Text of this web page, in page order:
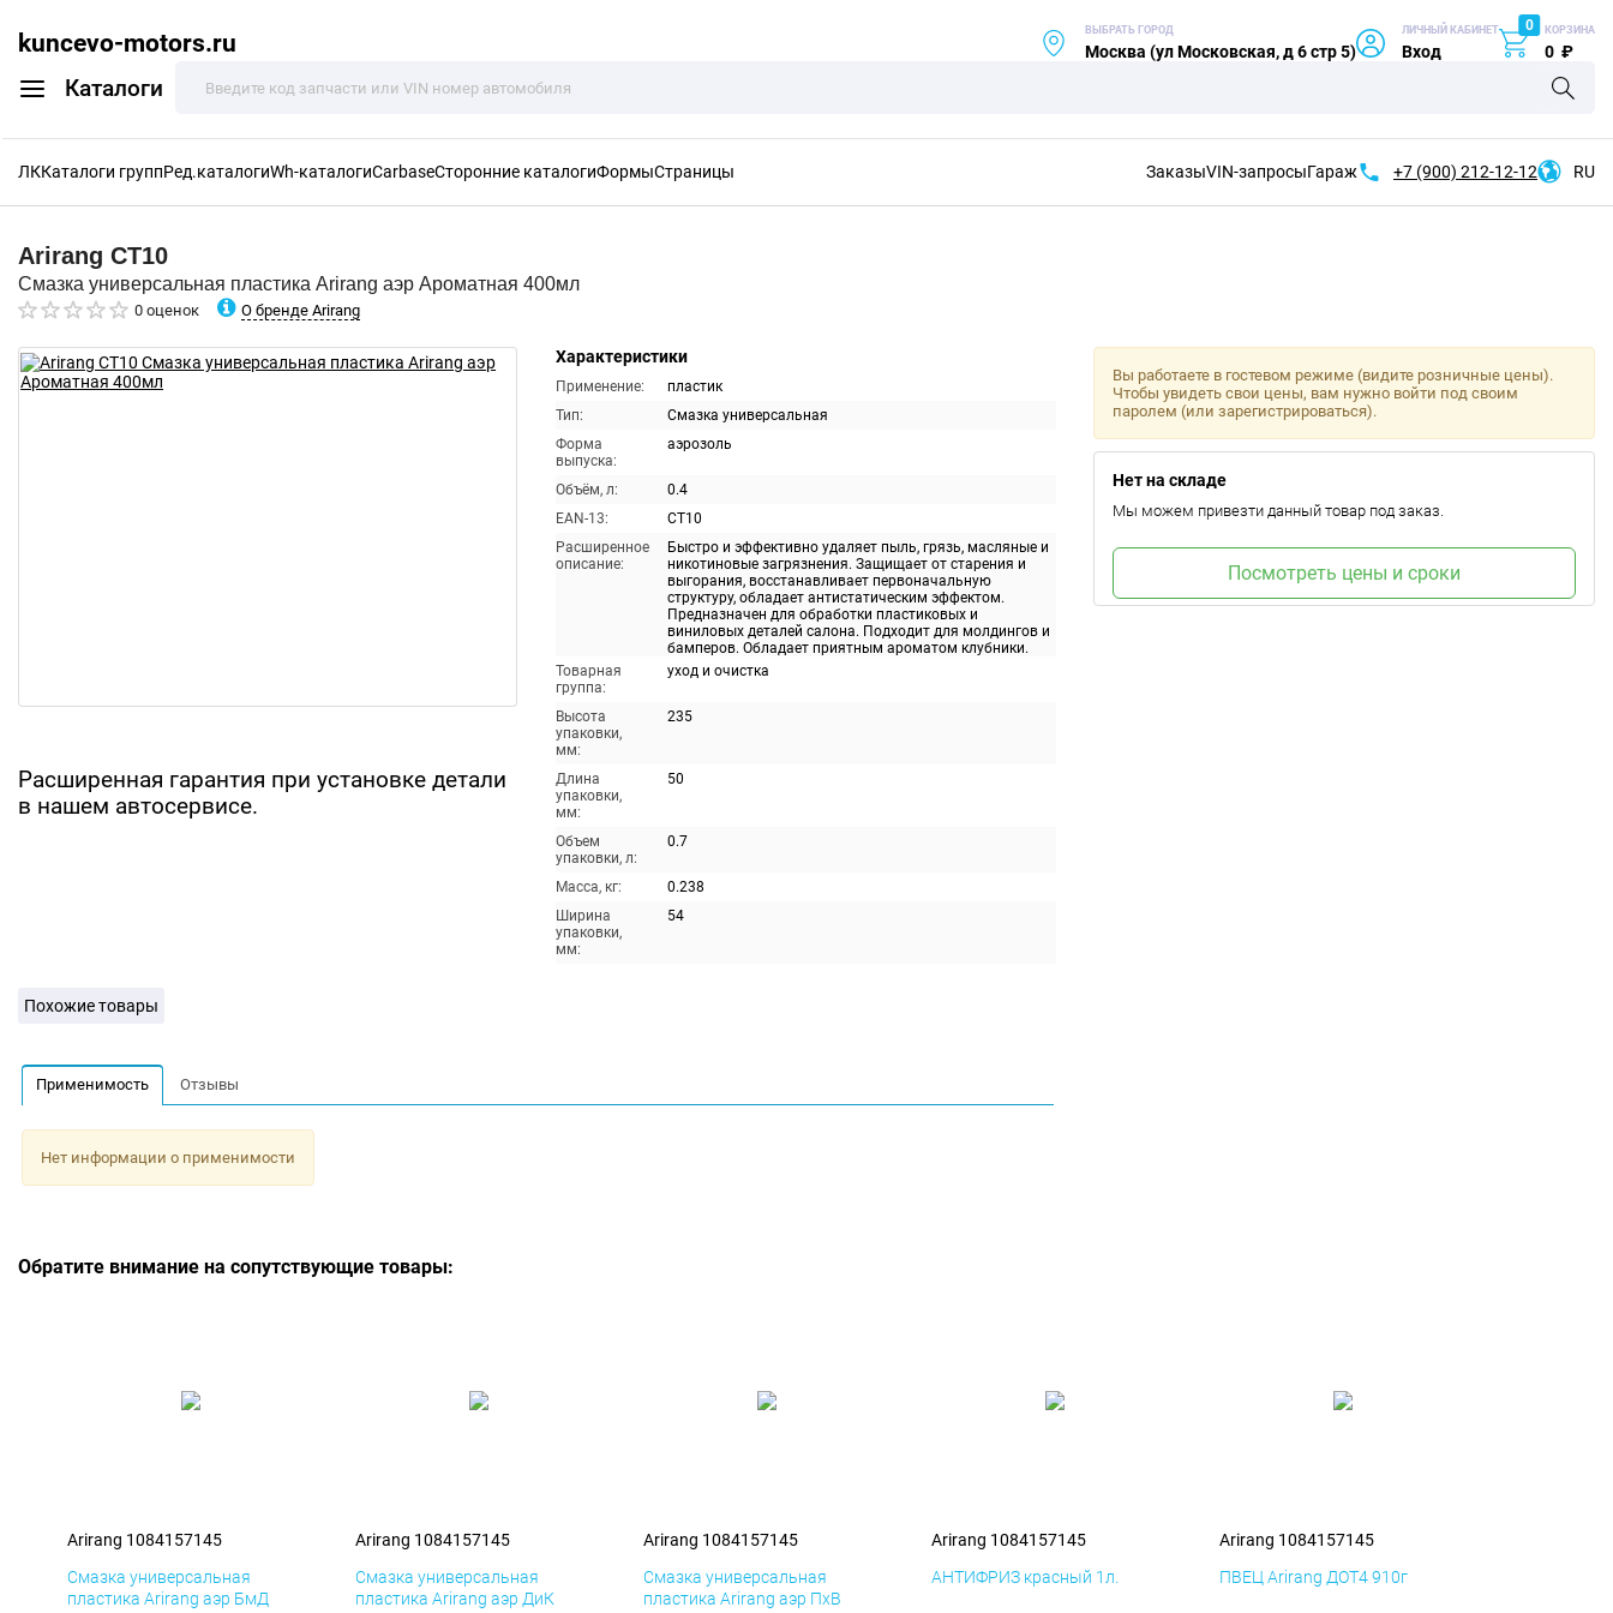
kuncevo-motors.ru
Каталоги
ВЫБРАТЬ ГОРОД
Москва (ул Московская, д 6 стр 5)
ЛИЧНЫЙ КАБИНЕТ
Вход
0 КОРЗИНА
0 ₽
ЛККаталоги группРед.каталогиWh-каталогиCarbaseСторонние каталогиФормыСтраницы ЗаказыVIN-запросыГараж +7 (900) 212-12-12 RU
Arirang CT10
Смазка универсальная пластика Arirang аэр Ароматная 400мл
0 оценок О бренде Arirang
Расширенная гарантия при установке детали
в нашем автосервисе.
Характеристики
Применение:
пластик
Тип:
Смазка универсальная
Форма
выпуска:
аэрозоль
Объём, л:
0.4
EAN-13:
CT10
Расширенное
описание:
Быстро и эффективно удаляет пыль, грязь, масляные и
никотиновые загрязнения. Защищает от старения и
выгорания, восстанавливает первоначальную
структуру, обладает антистатическим эффектом.
Предназначен для обработки пластиковых и
виниловых деталей салона. Подходит для молдингов и
бамперов. Обладает приятным ароматом клубники.
Товарная
группа:
уход и очистка
Высота
упаковки,
мм:
235
Длина
упаковки,
мм:
50
Объем
упаковки, л:
0.7
Масса, кг:
0.238
Ширина
упаковки,
мм:
54
Вы работаете в гостевом режиме (видите розничные цены).
Чтобы увидеть свои цены, вам нужно войти под своим
паролем (или зарегистрироваться).
Нет на складе
Мы можем привезти данный товар под заказ.
Посмотреть цены и сроки
Похожие товары
Применимость Отзывы
Нет информации о применимости
Обратите внимание на сопутствующие товары:
Arirang 1084157145
Смазка универсальная
пластика Arirang аэр БмД
Arirang 1084157145
Смазка универсальная
пластика Arirang аэр ДиК
Arirang 1084157145
Смазка универсальная
пластика Arirang аэр ПхВ
Arirang 1084157145
АНТИФРИЗ красный 1л.
Arirang 1084157145
ПВЕЦ Arirang ДОТ4 910г